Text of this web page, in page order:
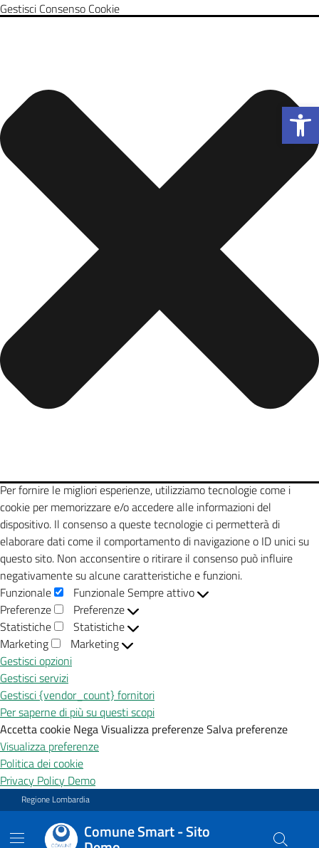
Apri la
Gestisci Consenso Cookie
Per fornire le migliori esperienze, utilizziamo tecnologie come i
cookie per memorizzare e/o accedere alle informazioni del
dispositivo. Il consenso a queste tecnologie ci permetterà di
elaborare dati come il comportamento di navigazione o ID unici su
questo sito. Non acconsentire o ritirare il consenso può influire
negativamente su alcune caratteristiche e funzioni.
Funzionale
FunzionaleSempre attivo
Preferenze
Preferenze
Statistiche
Statistiche
Marketing
Marketing
Gestisci opzioni
Gestisci servizi
Gestisci {vendor_count} fornitori
Per saperne di più su questi scopi
Accetta cookie NegaVisualizza preferenzeSalva preferenze
Visualizza preferenze
Politica dei cookie
Privacy Policy Demo
Vai ai contenuti
Vai al footer
Regione Lombardia
Comune Smart - Sito